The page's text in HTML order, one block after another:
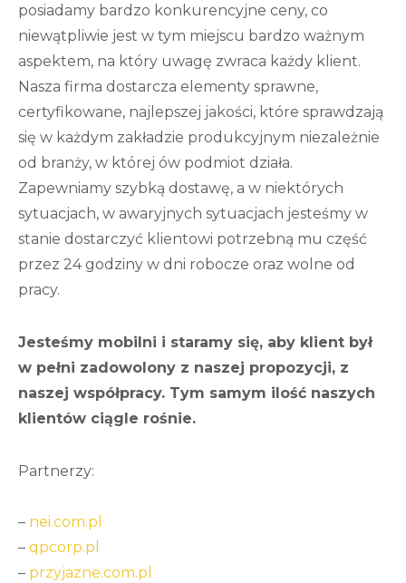
posiadamy bardzo konkurencyjne ceny, co
niewątpliwie jest w tym miejscu bardzo ważnym
aspektem, na który uwagę zwraca każdy klient.
Nasza firma dostarcza elementy sprawne,
certyfikowane, najlepszej jakości, które sprawdzają
się w każdym zakładzie produkcyjnym niezależnie
od branży, w której ów podmiot działa.
Zapewniamy szybką dostawę, a w niektórych
sytuacjach, w awaryjnych sytuacjach jesteśmy w
stanie dostarczyć klientowi potrzebną mu część
przez 24 godziny w dni robocze oraz wolne od
pracy.
Jesteśmy mobilni i staramy się, aby klient był
w pełni zadowolony z naszej propozycji, z
naszej współpracy. Tym samym ilość naszych
klientów ciągle rośnie.
Partnerzy:
– nei.com.pl
– qpcorp.pl
– przyjazne.com.pl